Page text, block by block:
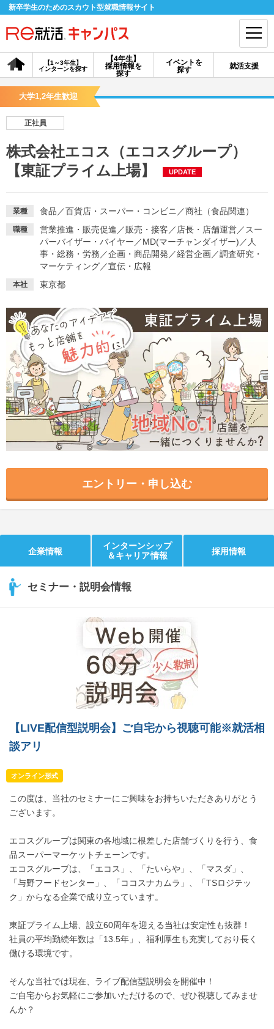
新卒学生のためのスカウト型就職情報サイト
【4年生】
採用情報を
探す
【1～3年生】
インターンを探す
イベントを
探す
就活支援
会員登録 ログイン
探す
【4年生】
【4年生】
イベントを探す スカウト お知らせ
就活ノウハウ・サポート
就活ノウハウが満載！ お役立ち記事・相談室など
適職診断
あなたに合う仕事を診断！
就活チャンネル
動画で対策講座をチェック
就活ニュースペーパー
就活時事ニュースを更新
よくある質問
不明点があればこちら
大学1,2年生歓迎
正社員
株式会社エコス（エコスグループ）
【東証プライム上場】
UPDATE
業種 食品 ／百貨店・スーパー・コンビニ ／商社（食品関連）
職種 営業推進・販売促進 ／販売・接客 ／ 店長・店舗運営／ スー
パーバイザー・バイヤー ／MD(マーチャンダイザー) ／ 人
事・総務・労務 ／企画・商品開発 ／経営企画／調査研究・
マーケティング／宣伝・広報
本社 東京都
エントリー・申し込む
企業情報
インターンシップ
＆キャリア情報
採用情報
セミナー・説明会情報
【LIVE配信型説明会】ご自宅から視聴可能※就活相
談アリ
オンライン形式
この度は、当社のセミナーにご興味をお持ちいただきありがとう
ございます。
エコスグループは関東の各地域に根差した店舗づくりを行う、食
品スーパーマーケットチェーンです。
エコスグループは、「エコス」、「たいらや」、「マスダ」、
「与野フードセンター」、「ココスナカムラ」、「TSロジテッ
ク」からなる企業で成り立っています。
東証プライム上場、設立60周年を迎える当社は安定性も抜群！
社員の平均勤続年数は「13.5年」、福利厚生も充実しており長く
働ける環境です。
そんな当社では現在、ライブ配信型説明会を開催中！
ご自宅からお気軽にご参加いただけるので、ぜひ視聴してみませ
んか？